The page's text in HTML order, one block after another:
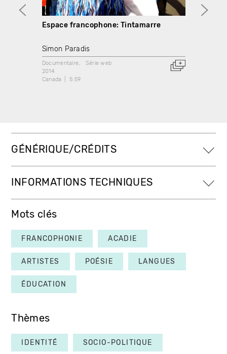
Espace francophone: Tintamarre
Simon Paradis
Documentaire
Série web
2014
Canada
5:59
GÉNÉRIQUE/CRÉDITS
INFORMATIONS TECHNIQUES
Mots clés
FRANCOPHONIE ACADIE
ARTISTES POÉSIE LANGUES
ÉDUCATION
Thèmes
IDENTITÉ SOCIO-POLITIQUE